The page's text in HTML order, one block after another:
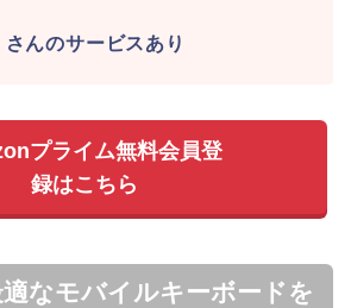
んのサービスあり
プライム無料会員登
録はこちら
なモバイルキーボードを